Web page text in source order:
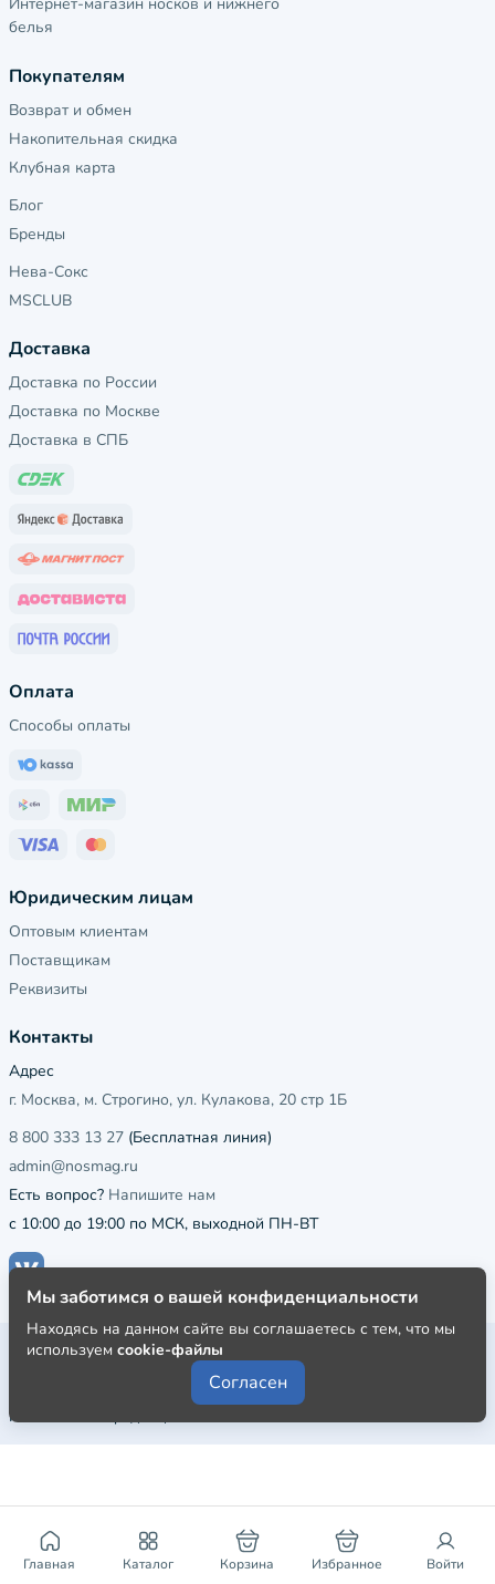
Главная Каталог Корзина Избранное Войти
белья
Покупателям
Возврат и обмен
Накопительная скидка
Клубная карта
Блог
Бренды
Нева-Сокс
MSCLUB
Доставка
Доставка по России
Доставка по Москве
Доставка в СПБ
Оплата
Способы оплаты
Юридическим лицам
Оптовым клиентам
Поставщикам
Реквизиты
Контакты
Адрес
г. Москва, м. Строгино, ул. Кулакова, 20 стр 1Б
8 800 333 13 27 (Бесплатная линия)
admin@nosmag.ru
Есть вопрос? Напишите нам
с 10:00 до 19:00 по МСК, выходной ПН-ВТ
Публичная оферта
Пользовательское соглашение
Политика конфиденциальности
Мы заботимся о вашей конфиденциальности
Находясь на данном сайте вы соглашаетесь с тем, что мы
используем cookie-файлы
Согласен